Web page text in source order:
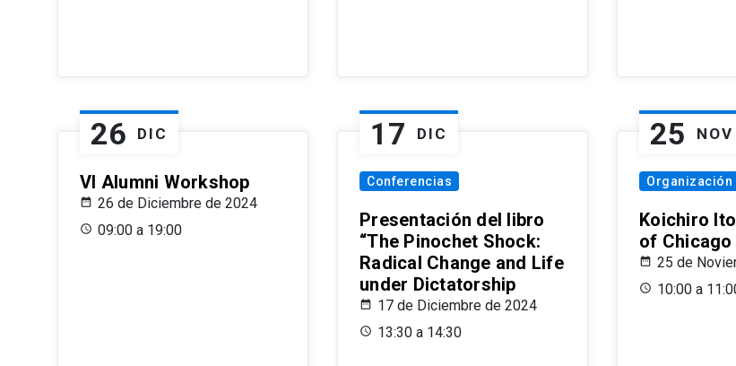
26 DIC
VI Alumni Workshop
26 de Diciembre de 2024
09:00 a 19:00
17 DIC
Conferencias
Presentación del libro
“The Pinochet Shock:
Radical Change and Life
under Dictatorship
17 de Diciembre de 2024
13:30 a 14:30
25 NOV
Organización
Koichiro
of Chicago
25 de
10:00 a